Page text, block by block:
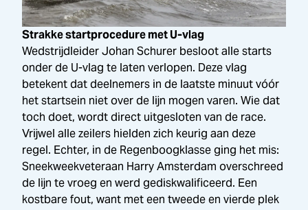
Strakke startprocedure met U-vlag
Wedstrijdleider Johan Schurer besloot alle starts
onder de U-vlag te laten verlopen. Deze vlag
betekent dat deelnemers in de laatste minuut vóór
het startsein niet over de lijn mogen varen. Wie dat
toch doet, wordt direct uitgesloten van de race.
Vrijwel alle zeilers hielden zich keurig aan deze
regel. Echter, in de Regenboogklasse ging het mis:
Sneekweekveteraan Harry Amsterdam overschreed
de lijn te vroeg en werd gediskwalificeerd. Een
kostbare fout, want met een tweede en vierde plek